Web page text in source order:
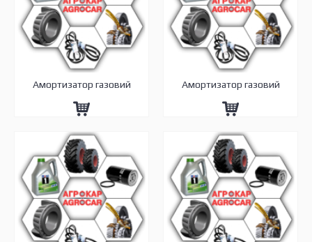
Амортизатор газовий Амортизатор газовий